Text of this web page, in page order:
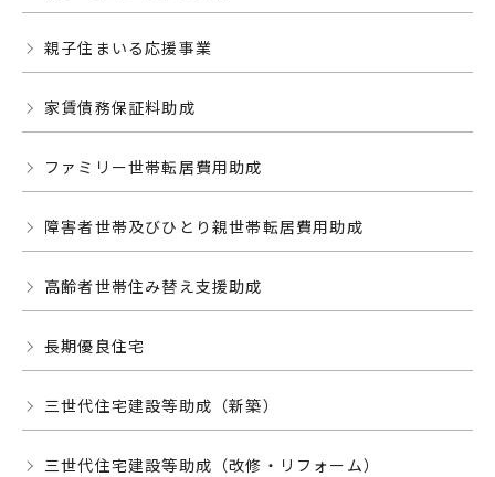
親子住まいる応援事業
家賃債務保証料助成
ファミリー世帯転居費用助成
障害者世帯及びひとり親世帯転居費用助成
高齢者世帯住み替え支援助成
長期優良住宅
三世代住宅建設等助成（新築）
三世代住宅建設等助成（改修・リフォーム）